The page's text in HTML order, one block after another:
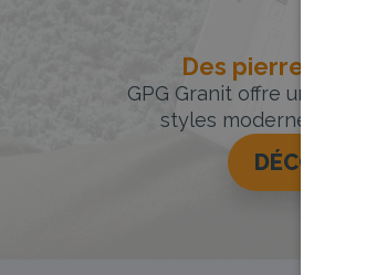
Des pierres
GPG Granit offre un
styles modernes,